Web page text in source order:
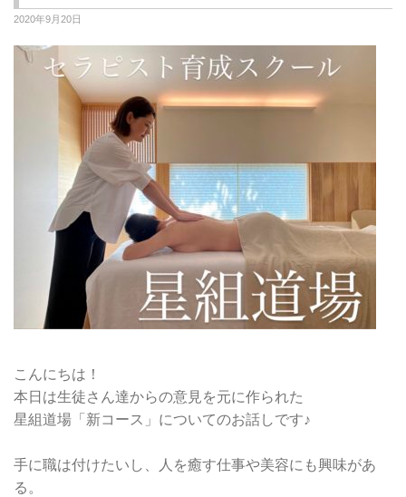
2020年9月20日
こんにちは！
本日は生徒さん達からの意見を元に作られた
星組道場「新コース」についてのお話しです♪
手に職は付けたいし、人を癒す仕事や美容にも興味があ
る。